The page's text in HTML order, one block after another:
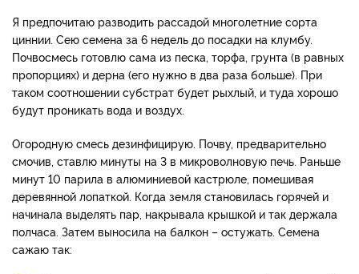
Я предпочитаю разводить рассадой многолетние сорта
циннии. Сею семена за 6 недель до посадки на клумбу.
Почвосмесь готовлю сама из песка, торфа, грунта (в равных
пропорциях) и дерна (его нужно в два раза больше). При
таком соотношении субстрат будет рыхлый, и туда хорошо
будут проникать вода и воздух.
Огородную смесь дезинфицирую. Почву, предварительно
смочив, ставлю минуты на 3 в микроволновую печь. Раньше
минут 10 парила в алюминиевой кастрюле, помешивая
деревянной лопаткой. Когда земля становилась горячей и
начинала выделять пар, накрывала крышкой и так держала
полчаса. Затем выносила на балкон – остужать. Семена
сажаю так: